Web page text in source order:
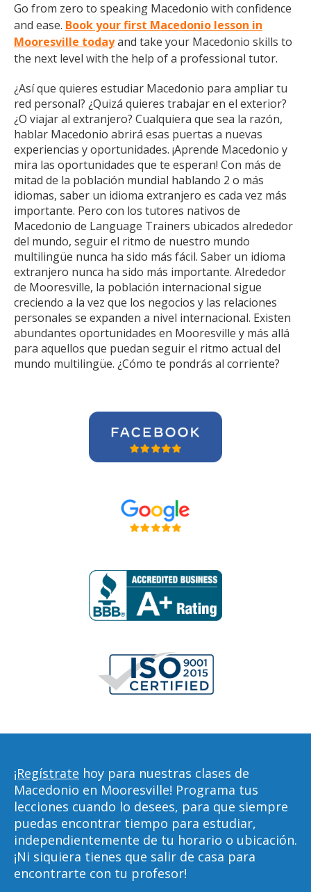
Go from zero to speaking Macedonio with confidence
and ease. Book your first Macedonio lesson in
Mooresville todayand take your Macedonio skills to
the next level with the help of a professional tutor.
¿Así que quieres estudiar Macedonio para ampliar tu
red personal? ¿Quizá quieres trabajar en el exterior?
¿O viajar al extranjero? Cualquiera que sea la razón,
hablar Macedonio abrirá esas puertas a nuevas
experiencias y oportunidades. ¡Aprende Macedonio y
mira las oportunidades que te esperan! Con más de
mitad de la población mundial hablando 2 o más
idiomas, saber un idioma extranjero es cada vez más
importante. Pero con los tutores nativos de
Macedonio de Language Trainers ubicados alrededor
del mundo, seguir el ritmo de nuestro mundo
multilingüe nunca ha sido más fácil. Saber un idioma
extranjero nunca ha sido más importante. Alrededor
de Mooresville, la población internacional sigue
creciendo a la vez que los negocios y las relaciones
personales se expanden a nivel internacional. Existen
abundantes oportunidades en Mooresville y más allá
para aquellos que puedan seguir el ritmo actual del
mundo multilingüe. ¿Cómo te pondrás al corriente?
¡Regístrate hoy para nuestras clases de
Macedonio en Mooresville! Programa tus
lecciones cuando lo desees, para que siempre
puedas encontrar tiempo para estudiar,
independientemente de tu horario o ubicación.
¡Ni siquiera tienes que salir de casa para
encontrarte con tu profesor!